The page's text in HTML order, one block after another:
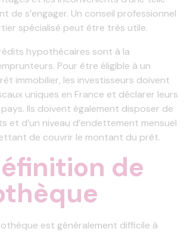
de s’engager. Un conseil professionnel
spécialisé peut être très utile.
hypothécaires sont à la
Pour être éligible à un
immobilier, les investisseurs doivent
uniques en France et déclarer leurs
Ils doivent également disposer de
et d’un niveau d’endettement mensuel
de couvrir le montant du prêt.
de
est généralement difficile à